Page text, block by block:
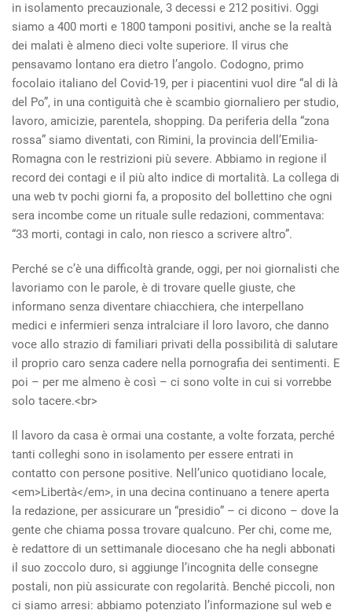
in isolamento precauzionale, 3 decessi e 212 positivi. Oggi
siamo a 400 morti e 1800 tamponi positivi, anche se la realtà
dei malati è almeno dieci volte superiore. Il virus che
pensavamo lontano era dietro l’angolo. Codogno, primo
focolaio italiano del Covid-19, per i piacentini vuol dire “al di là
del Po”, in una contiguità che è scambio giornaliero per studio,
lavoro, amicizie, parentela, shopping. Da periferia della “zona
rossa” siamo diventati, con Rimini, la provincia dell’Emilia-
Romagna con le restrizioni più severe. Abbiamo in regione il
record dei contagi e il più alto indice di mortalità. La collega di
una web tv pochi giorni fa, a proposito del bollettino che ogni
sera incombe come un rituale sulle redazioni, commentava:
“33 morti, contagi in calo, non riesco a scrivere altro”.
Perché se c’è una difficoltà grande, oggi, per noi giornalisti che
lavoriamo con le parole, è di trovare quelle giuste, che
informano senza diventare chiacchiera, che interpellano
medici e infermieri senza intralciare il loro lavoro, che danno
voce allo strazio di familiari privati della possibilità di salutare
il proprio caro senza cadere nella pornografia dei sentimenti. E
poi – per me almeno è così – ci sono volte in cui si vorrebbe
solo tacere.<br>
Il lavoro da casa è ormai una costante, a volte forzata, perché
tanti colleghi sono in isolamento per essere entrati in
contatto con persone positive. Nell’unico quotidiano locale,
<em>Libertà</em>, in una decina continuano a tenere aperta
la redazione, per assicurare un “presidio” – ci dicono – dove la
gente che chiama possa trovare qualcuno. Per chi, come me,
è redattore di un settimanale diocesano che ha negli abbonati
il suo zoccolo duro, si aggiunge l’incognita delle consegne
postali, non più assicurate con regolarità. Benché piccoli, non
ci siamo arresi: abbiamo potenziato l’informazione sul web e